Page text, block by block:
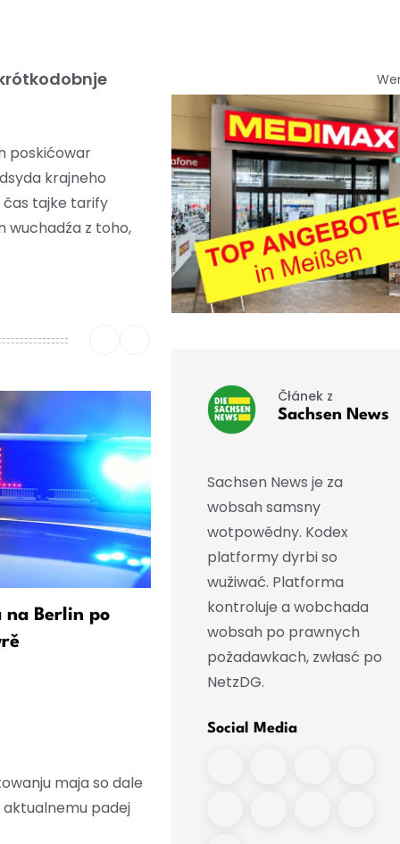
poskićowar
krajneho
čas tajke tarify
wuchadźa z toho,
na Berlin po
Ruski fachowc widźi
prašenja wokoło
rozbuchanskeho truta
maja so dale
aktualnemu padej
Čłánek z
Sachsen News
Sachsen News je za
wobsah samsny
wotpowědny. Kodex
platformy dyrbi so
wužiwać. Platforma
kontroluje a wobchada
wobsah po prawnych
požadawkach, zwłasć po
NetzDG.
Social Media